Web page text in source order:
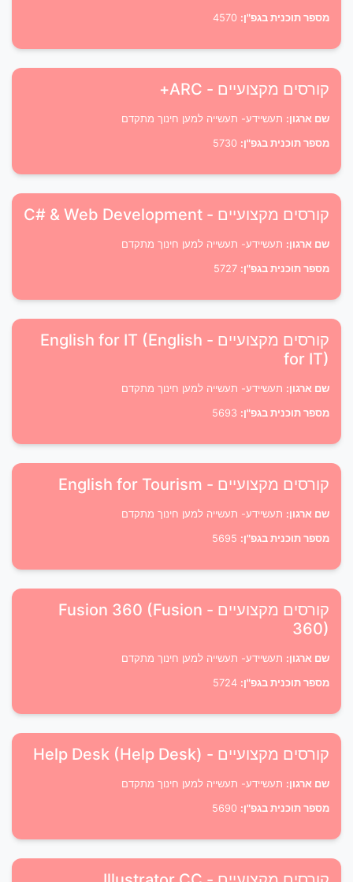
מספר תוכנית בגפ"ן:
קורסים מקצועיים - ARC+
שם ארגון: תעשיידע- תעשייה למען חינוך מתקדם
מספר תוכנית בגפ"ן:
קורסים מקצועיים - C# & Web Development
שם ארגון: תעשיידע- תעשייה למען חינוך מתקדם
מספר תוכנית בגפ"ן:
קורסים מקצועיים - English for IT (English
for IT)
שם ארגון: תעשיידע- תעשייה למען חינוך מתקדם
מספר תוכנית בגפ"ן:
קורסים מקצועיים - English for Tourism
שם ארגון: תעשיידע- תעשייה למען חינוך מתקדם
מספר תוכנית בגפ"ן:
קורסים מקצועיים - Fusion 360 (Fusion
360)
שם ארגון: תעשיידע- תעשייה למען חינוך מתקדם
מספר תוכנית בגפ"ן:
קורסים מקצועיים - Help Desk (Help Desk)
שם ארגון: תעשיידע- תעשייה למען חינוך מתקדם
מספר תוכנית בגפ"ן: